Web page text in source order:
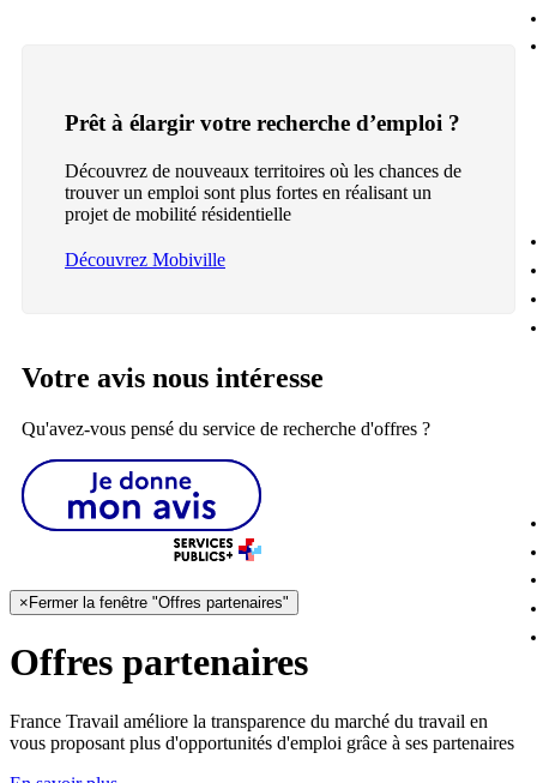
Prêt à élargir votre recherche d’emploi ?
Découvrez de nouveaux territoires où les chances de
trouver un emploi sont plus fortes en réalisant un
projet de mobilité résidentielle
Découvrez Mobiville
Votre avis nous intéresse
Qu'avez-vous pensé du service de recherche d'offres ?
× Fermer la fenêtre "Offres partenaires"
Offres partenaires
France Travail améliore la transparence du marché du travail en
vous proposant plus d'opportunités d'emploi grâce à ses partenaires